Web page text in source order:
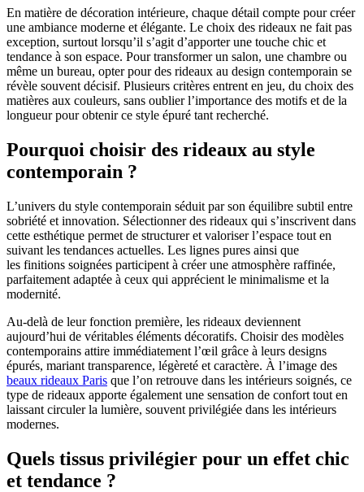
En matière de décoration intérieure, chaque détail compte pour créer
une ambiance moderne et élégante. Le choix des rideaux ne fait pas
exception, surtout lorsqu’il s’agit d’apporter une touche chic et
tendance à son espace. Pour transformer un salon, une chambre ou
même un bureau, opter pour des rideaux au design contemporain se
révèle souvent décisif. Plusieurs critères entrent en jeu, du choix des
matières aux couleurs, sans oublier l’importance des motifs et de la
longueur pour obtenir ce style épuré tant recherché.
Pourquoi choisir des rideaux au style
contemporain ?
L’univers du style contemporain séduit par son équilibre subtil entre
sobriété et innovation. Sélectionner des rideaux qui s’inscrivent dans
cette esthétique permet de structurer et valoriser l’espace tout en
suivant les tendances actuelles. Les lignes pures ainsi que
les finitions soignées participent à créer une atmosphère raffinée,
parfaitement adaptée à ceux qui apprécient le minimalisme et la
modernité.
Au-delà de leur fonction première, les rideaux deviennent
aujourd’hui de véritables éléments décoratifs. Choisir des modèles
contemporains attire immédiatement l’œil grâce à leurs designs
épurés, mariant transparence, légèreté et caractère. À l’image des
beaux rideaux Paris que l’on retrouve dans les intérieurs soignés, ce
type de rideaux apporte également une sensation de confort tout en
laissant circuler la lumière, souvent privilégiée dans les intérieurs
modernes.
Quels tissus privilégier pour un effet chic
et tendance ?